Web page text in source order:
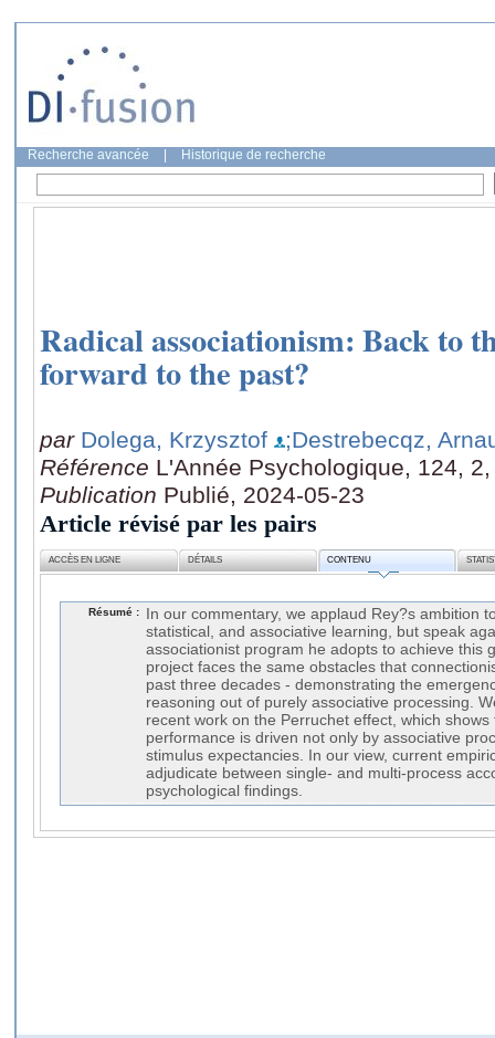
Recherche avancée Historique de recherche
Radical associationism: Back to
forward to the past?
par Dolega, Krzysztof
;Destrebecqz,
Référence L'Année Psychologique, 124,
Publication Publié, 2024-05-23
Article révisé par les pairs
ACCÈS EN LIGNE DÉTAILS CONTENU
Résumé :
In our commentary, we applaud Rey?s ambition
statistical, and associative learning, but speak
associationist program he adopts to achieve this
project faces the same obstacles that
past three decades - demonstrating the
reasoning out of purely associative processing.
recent work on the Perruchet effect, which
performance is driven not only by associative
stimulus expectancies. In our view, current
adjudicate between single- and multi-process
psychological findings.